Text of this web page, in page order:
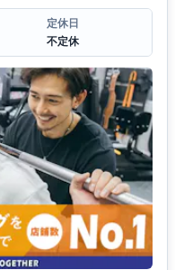
定休日
不定休